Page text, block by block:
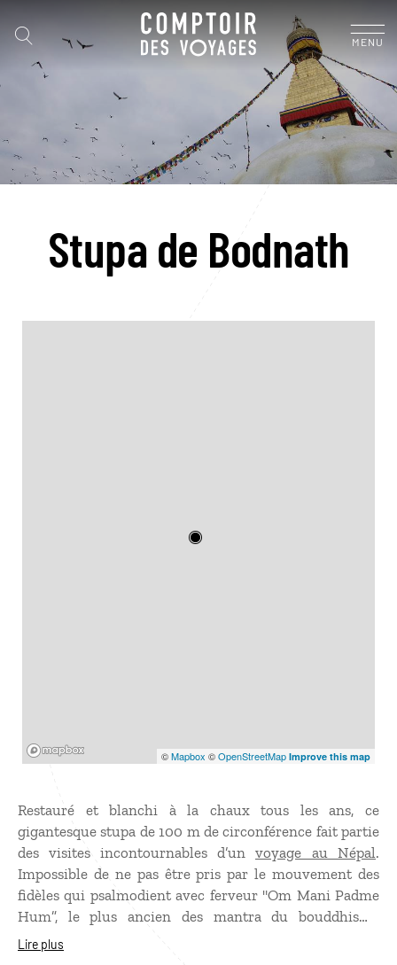
MENU
Stupa de Bodnath
©Mapbox ©OpenStreetMap Improve this map
Restauré et blanchi à la chaux tous les ans, ce
gigantesque stupa de 100 m de circonférence fait partie
des visites incontournables d’un voyage au Népal.
Impossible de ne pas être pris par le mouvement des
fidèles qui psalmodient avec ferveur "Om Mani Padme
Hum”, le plus ancien des mantra du bouddhisme
tibétain, en faisant tourner les moulins à prières. Le
Lire plus